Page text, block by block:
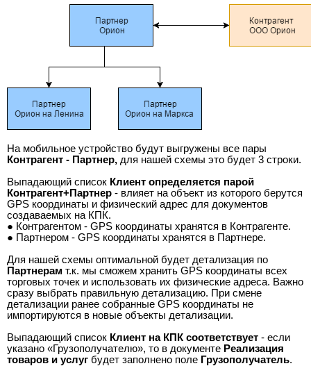
На мобильное устройство будут выгружены все пары
Контрагент - Партнер, для нашей схемы это будет 3 строки.
Выпадающий список Клиент определяется парой
Контрагент+Партнер - влияет на объект из которого берутся
GPS координаты и физический адрес для документов
создаваемых на КПК.
● Контрагентом - GPS координаты хранятся в Контрагенте.
● Партнером - GPS координаты хранятся в Партнере.
Для нашей схемы оптимальной будет детализация по
Партнерам т.к. мы сможем хранить GPS координаты всех
торговых точек и использовать их физические адреса. Важно
сразу выбрать правильную детализацию. При смене
детализации ранее собранные GPS координаты не
импортируются в новые объекты детализации.
Выпадающий список Клиент на КПК соответствует - если
указано «Грузополучателю», то в документе Реализация
товаров и услуг будет заполнено поле Грузополучатель.